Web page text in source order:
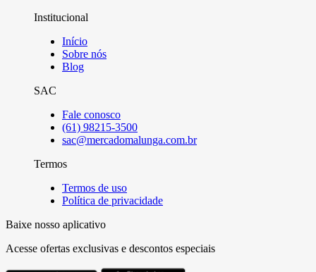
Institucional
Início
Sobre nós
Blog
SAC
Fale conosco
(61) 98215-3500
sac@mercadomalunga.com.br
Termos
Termos de uso
Política de privacidade
Baixe nosso aplicativo
Acesse ofertas exclusivas e descontos especiais